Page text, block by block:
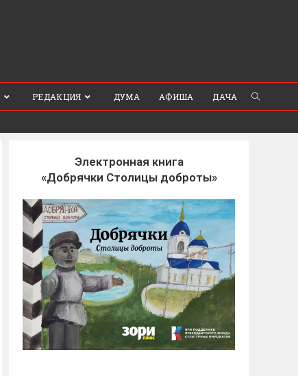
РЕДАКЦИЯ ДУМА АФИША ДАЧА
Электронная книга
«Добрячки Столицы доброты»